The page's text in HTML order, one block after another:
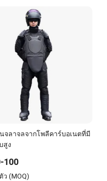
จลาจลจากโพลีคาร์บอเนตที่มี
สูง
100
ว (MOQ)